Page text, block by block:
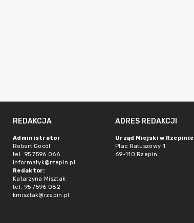
REDAKCJA
Administrator
Robert Gocół
tel. 95 7596 066
informatyk@rzepin.pl
Redaktor:
Katarzyna Misztak
tel. 95 7596 082
kmisztak@rzepin.pl
ADRES REDAKCJI
Urząd Miejski w Rzepinie
Plac Ratuszowy 1
69-110 Rzepin